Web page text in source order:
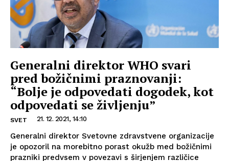
Generalni direktor WHO svari
pred božičnimi praznovanji:
“Bolje je odpovedati dogodek, kot
odpovedati se življenju”
SVET 21. 12. 2021, 14:10
Generalni direktor Svetovne zdravstvene organizacije
je opozoril na morebitno porast okužb med božičnimi
prazniki predvsem v povezavi s širjenjem različice